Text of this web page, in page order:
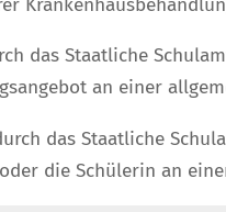
das Staatliche
an einer
das Staatliche
die Schülerin an